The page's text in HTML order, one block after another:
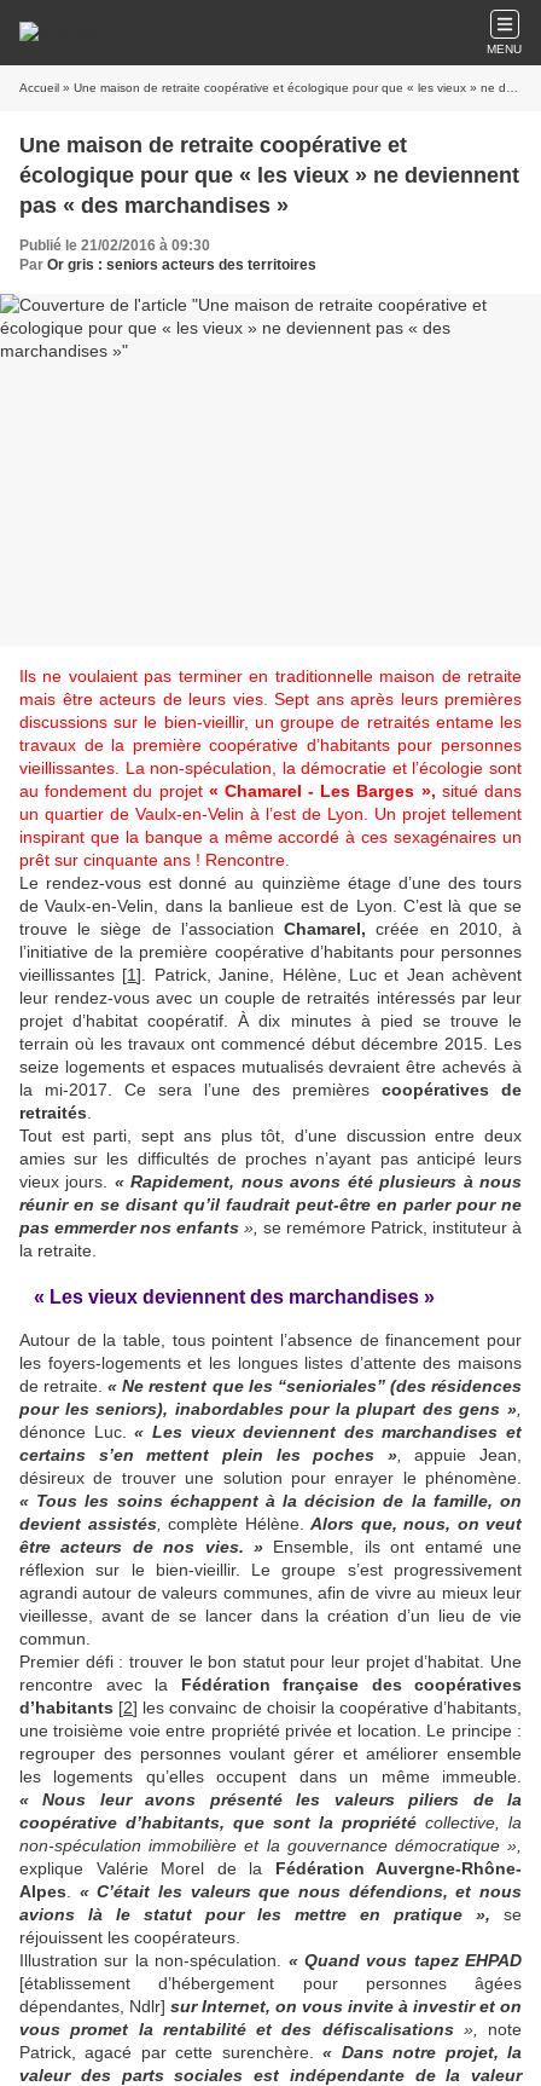
MENU
Accueil » Une maison de retraite coopérative et écologique pour que « les vieux » ne deviennent pas « des marchandises »
Une maison de retraite coopérative et
écologique pour que « les vieux » ne deviennent
pas « des marchandises »
Publié le 21/02/2016 à 09:30
Par Or gris : seniors acteurs des territoires
Ils ne voulaient pas terminer en traditionnelle maison de retraite
mais être acteurs de leurs vies. Sept ans après leurs premières
discussions sur le bien-vieillir, un groupe de retraités entame les
travaux de la première coopérative d’habitants pour personnes
vieillissantes. La non-spéculation, la démocratie et l’écologie sont
au fondement du projet « Chamarel - Les Barges », situé dans
un quartier de Vaulx-en-Velin à l’est de Lyon. Un projet tellement
inspirant que la banque a même accordé à ces sexagénaires un
prêt sur cinquante ans ! Rencontre.
Le rendez-vous est donné au quinzième étage d’une des tours
de Vaulx-en-Velin, dans la banlieue est de Lyon. C’est là que se
trouve le siège de l’associationChamarel, créée en 2010, à
l’initiative de la première coopérative d’habitants pour personnes
vieillissantes [1]. Patrick, Janine, Hélène, Luc et Jean achèvent
leur rendez-vous avec un couple de retraités intéressés par leur
projet d’habitat coopératif. À dix minutes à pied se trouve le
terrain où les travaux ont commencé début décembre 2015. Les
seize logements et espaces mutualisés devraient être achevés à
la mi-2017. Ce sera l’une des premières coopératives de
retraités
Tout est parti, sept ans plus tôt, d’une discussion entre deux
amies sur les difficultés de proches n’ayant pas anticipé leurs
vieux jours. « Rapidement, nous avons été plusieurs à nous
réunir en se disant qu’il faudrait peut-être en parler pour ne
pas emmerder nos enfants », se remémore Patrick, instituteur à
la retraite.
« Les vieux deviennent des marchandises »
Autour de la table, tous pointent l’absence de financement pour
les foyers-logements et les longues listes d’attente des maisons
de retraite.« Ne restent que les “senioriales” (des résidences
pour les seniors), inabordables pour la plupart des gens »
dénonce Luc.« Les vieux deviennent des marchandises et
certains s’en mettent plein les poches »,
appuie Jean,
désireux de trouver une solution pour enrayer le phénomène.
« Tous les soins échappent à la décision de la famille, on
devient assistés, complète Hélène. Alors que, nous, on veut
être acteurs de nos vies. » Ensemble, ils ont entamé une
réflexion sur le bien-vieillir. Le groupe s’est progressivement
agrandi autour de valeurs communes, afin de vivre au mieux leur
vieillesse, avant de se lancer dans la création d’un lieu de vie
commun.
Premier défi : trouver le bon statut pour leur projet d’habitat. Une
rencontre avec la Fédération française des coopératives
d’habitants [2] les convainc de choisir la coopérative d’habitants,
une troisième voie entre propriété privée et location. Le principe :
regrouper des personnes voulant gérer et améliorer ensemble
les logements qu’elles occupent dans un même immeuble.
« Nous leur avons présenté les valeurs piliers de la
coopérative d’habitants, que sont la propriété collective, la
non-spéculation immobilière et la gouvernance démocratique »,
explique Valérie Morel de la Fédération Auvergne-Rhône-
Alpes
« C’était les valeurs que nous défendions, et nous
avions là le statut pour les mettre en pratique », se
réjouissent les coopérateurs.
Illustration sur la non-spéculation. « Quand vous tapez EHPAD
[établissement d’hébergement pour personnes âgées
dépendantes, Ndlr] sur Internet, on vous invite à investir et on
vous promet la rentabilité et des défiscalisations »,
note
Patrick, agacé par cette surenchère.« Dans notre projet, la
valeur des parts sociales est indépendante de la valeur